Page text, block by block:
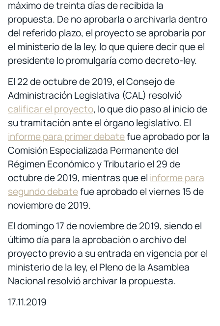
máximo de treinta días de recibida la
propuesta. De no aprobarla o archivarla dentro
del referido plazo, el proyecto se aprobaría por
el ministerio de la ley, lo que quiere decir que el
presidente lo promulgaría como decreto-ley.
El 22 de octubre de 2019, el Consejo de
Administración Legislativa (CAL) resolvió
calificar el proyecto, lo que dio paso al inicio de
su tramitación ante el órgano legislativo. El
informe para primer debatefue aprobado por la
Comisión Especializada Permanente del
Régimen Económico y Tributario el 29 de
octubre de 2019, mientras que el informe para
segundo debatefue aprobado el viernes 15 de
noviembre de 2019.
El domingo 17 de noviembre de 2019, siendo el
último día para la aprobación o archivo del
proyecto previo a su entrada en vigencia por el
ministerio de la ley, el Pleno de la Asamblea
Nacional resolvió archivar la propuesta.
17.11.2019